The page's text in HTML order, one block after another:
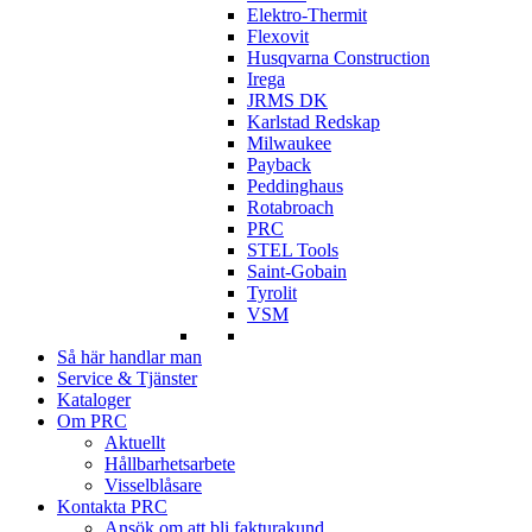
Elektro-Thermit
Flexovit
Husqvarna Construction
Irega
JRMS DK
Karlstad Redskap
Milwaukee
Payback
Peddinghaus
Rotabroach
PRC
STEL Tools
Saint-Gobain
Tyrolit
VSM
Så här handlar man
Service & Tjänster
Kataloger
Om PRC
Aktuellt
Hållbarhetsarbete
Visselblåsare
Kontakta PRC
Ansök om att bli fakturakund